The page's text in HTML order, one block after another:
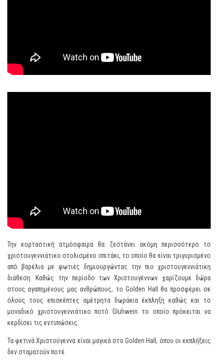
Την εορταστική ατμόσφαιρα θα ζεστάνει ακόμη περισσότερο το
χριστουγεννιάτικο στολισμένο σπιτάκι, το οποίο θα είναι τριγυρισμένο
από βαρέλια με φωτιές δημιουργώντας την πιο χριστουγεννιάτικη
διάθεση. Καθώς την περίοδο των Χριστουγέννων χαρίζουμε δώρα
στους αγαπημένους μας ανθρώπους, το Golden Hall θα προσφέρει σε
όλους τους επισκέπτες αμέτρητα δωράκια έκπληξη καθώς και το
μοναδικό χριστουγεννιάτικο ποτό Gluhwein το οποίο πρόκειται να
κερδίσει τις εντυπώσεις.
Τα φετινά Χριστούγεννα είναι μαγικά στο Golden Hall, όπου οι εκπλήξεις
δεν σταματούν ποτέ.